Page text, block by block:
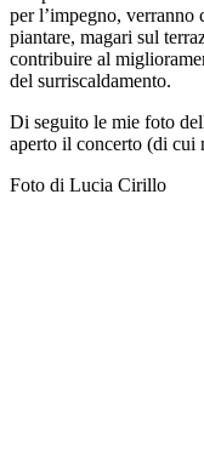
per l’impegno,
piantare, magari sul
contribuire al
del surriscaldamento.
Di seguito le mie foto
aperto il concerto (di cui
Foto di Lucia Cirillo